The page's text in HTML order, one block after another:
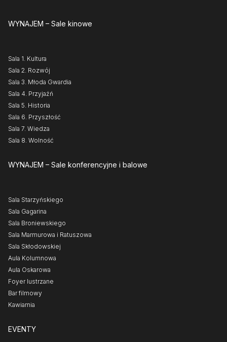
WYNAJEM – Sale kinowe
Sala 1. Kultura
Sala 2. Rozwój
Sala 3. Młoda Gwardia
Sala 4. Przyjaźń
Sala 5. Historia
Sala 6. Przyszłość
Sala 7. Wiedza
Sala 8. Wolność
WYNAJEM – Sale konferencyjne i balowe
Sala Starzyńskiego
Sala Gagarina
Sala Broniewskiego
Sala Marmurowa i Ratuszowa
Sala Skłodowskiej
Aula Kolumnowa
Aula Oskarowa
Foyer lustrzane
Bar filmowy
Kawiarnia
EVENTY